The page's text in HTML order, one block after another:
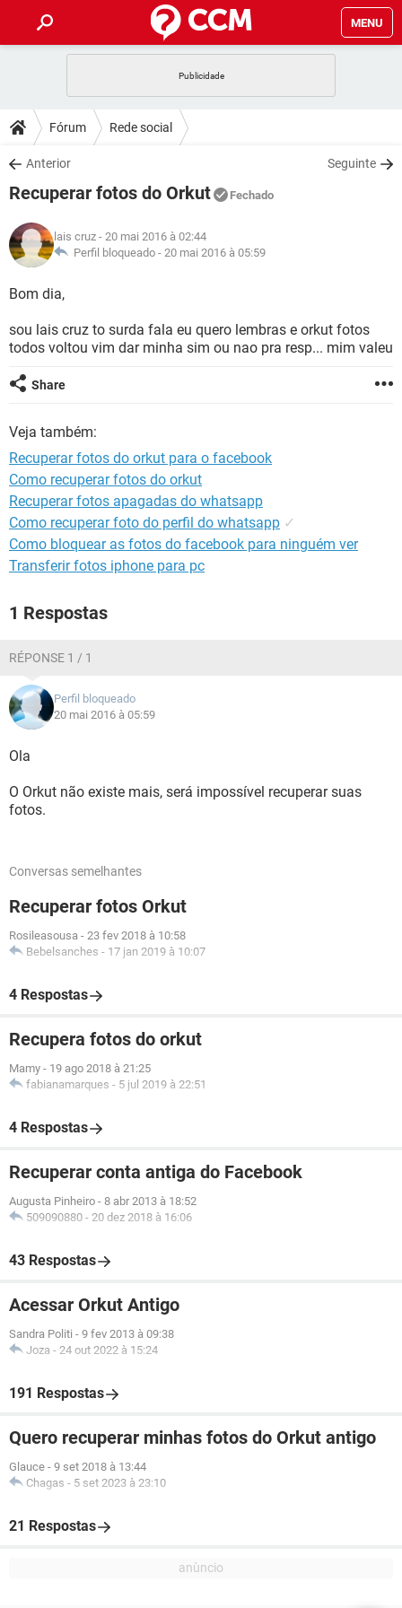
MENU
CELULAR
OUTLOOK
INSTAGRAM GMAIL
GUIA DE COMPRAS
DICAS
JOGOS
INSTAGRAM
GUIA DE COMPRAS
DOWNLOADS
JOGOS WHATSAPP
CELULAR
OUTLOOK EXCEL
INSTAGRAM
FÓRUM
JOGOS
CELULAR
OUTLOOK
INSTAGRAM GMAIL
GLOSSÁRIO
JOGOS
OUTLOOK EXCEL
INSTAGRAM
Fórum Rede social
Anterior Seguinte
Recuperar fotos do Orkut Fechado
lais cruz - 20 mai 2016 à 02:44
Perfil bloqueado - 20 mai 2016 à 05:59
Bom dia,
sou lais cruz to surda fala eu quero lembras e orkut fotos
todos voltou vim dar minha sim ou nao pra resp... mim valeu
Share
Veja também:
Recuperar fotos do orkut para o facebook
Como recuperar fotos do orkut
Recuperar fotos apagadas do whatsapp
Como recuperar foto do perfil do whatsapp ✓
Como bloquear as fotos do facebook para ninguém ver
Transferir fotos iphone para pc
1 Respostas
RÉPONSE 1 / 1
Perfil bloqueado
20 mai 2016 à 05:59
Ola
O Orkut não existe mais, será impossível recuperar suas
fotos.
Conversas semelhantes
Recuperar fotos Orkut
Rosileasousa - 23 fev 2018 à 10:58
Bebelsanches - 17 jan 2019 à 10:07
4 Respostas
Recupera fotos do orkut
Mamy - 19 ago 2018 à 21:25
fabianamarques - 5 jul 2019 à 22:51
4 Respostas
Recuperar conta antiga do Facebook
Augusta Pinheiro - 8 abr 2013 à 18:52
509090880 - 20 dez 2018 à 16:06
43 Respostas
Acessar Orkut Antigo
Sandra Politi - 9 fev 2013 à 09:38
Joza - 24 out 2022 à 15:24
191 Respostas
Quero recuperar minhas fotos do Orkut antigo
Glauce - 9 set 2018 à 13:44
Chagas - 5 set 2023 à 23:10
21 Respostas